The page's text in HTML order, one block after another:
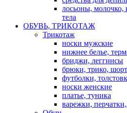
лосьоны, молочко,
тела
ОБУВЬ, ТРИКОТАЖ
Трикотаж
носки мужские
нижнее белье,
бриджи, леггинсы
брюки, трико,
футболки,
носки женские
платье, туника
варежки,